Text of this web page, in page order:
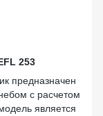
253
предназначен
с расчетом
является